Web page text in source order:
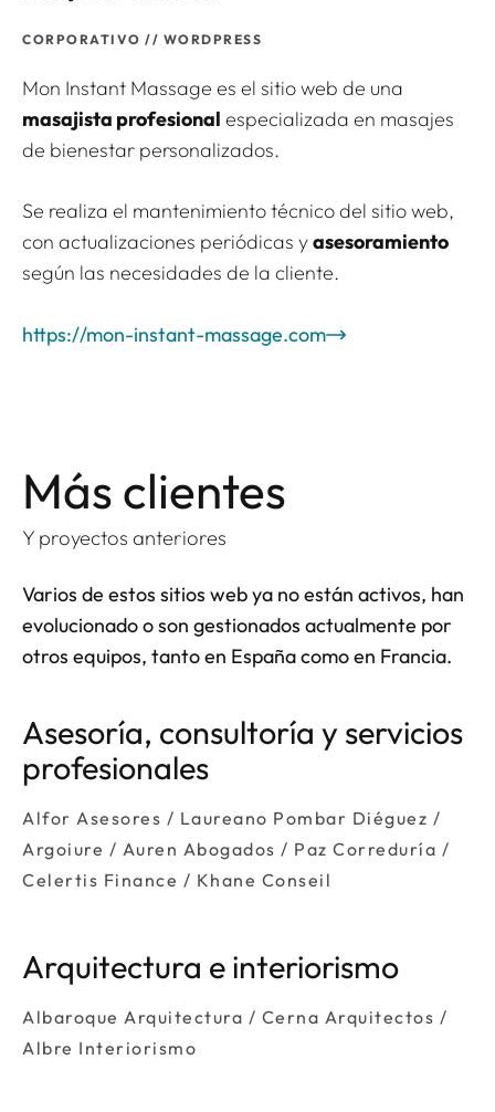
CORPORATIVO // WORDPRESS
Mon Instant Massage es el sitio web de una
masajista profesional especializada en masajes
de bienestar personalizados.
Se realiza el mantenimiento técnico del sitio web,
con actualizaciones periódicas yasesoramiento
según las necesidades de la cliente.
https://mon-instant-massage.com
Más clientes
Y proyectos anteriores
Varios de estos sitios web ya no están activos, han
evolucionado o son gestionados actualmente por
otros equipos, tanto en España como en Francia.
Asesoría, consultoría y servicios
profesionales
Alfor Asesores / Laureano Pombar Diéguez /
Argoiure / Auren Abogados / Paz Correduría /
Celertis Finance / Khane Conseil
Arquitectura e interiorismo
Albaroque Arquitectura / Cerna Arquitectos /
Albre Interiorismo